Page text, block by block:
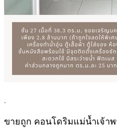
.
ขายถูก คอนโดริมแม่น้ำเจ้าพ